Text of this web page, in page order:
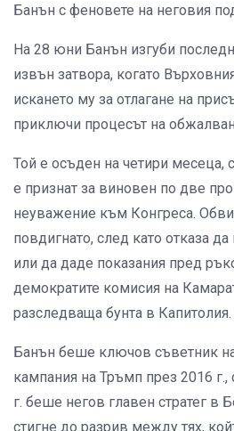
Банън с феновете на неговия
На 28 юни Банън изгуби
извън затвора, когато
искането му за отлагане на
приключи процесът на
Той е осъден на четири месеца,
е признат за виновен по две
неуважение към Конгреса.
повдигнато, след като отказа
или да даде показания пред
демократите комисия на
разследваща бунта в Капитолия.
Банън беше ключов съветник
кампания на Тръмп през 2016
г. беше негов главен стратег в
стигне до разрив между тях,